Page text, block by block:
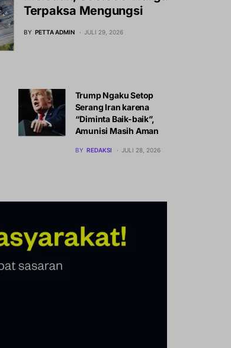
Terpaksa Mengungsi
BY PETTA ADMIN JULI 29, 2026
Trump Ngaku Setop
Serang Iran karena
“Diminta Baik-baik”,
Amunisi Masih Aman
BY REDAKSI JULI 28, 2026